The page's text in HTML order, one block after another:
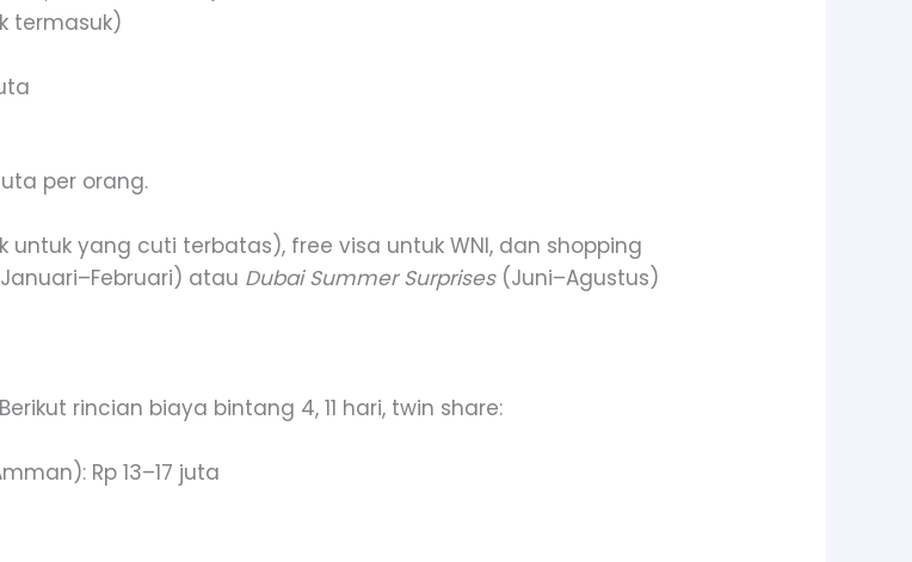
termasuk)
per orang.
untuk yang cuti terbatas), free visa untuk WNI, dan shopping
atau Dubai Summer Surprises(Juni–Agustus)
rincian biaya bintang 4, 11 hari, twin share:
Rp 13–17 juta